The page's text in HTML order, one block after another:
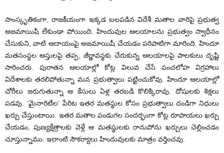
సాంస్కృతికంగా, రాజకీయంగా ఇక్కడ బలపడిన విదేశీ మతాల వారిపై ప్రభుత్వ
అజమాయిషీ లేకుండా పోయింది. హిందువుల ఆలయాలను ప్రభుత్వం స్వాధీనం
చేసుకుని, వాటి ఆదాయంపై అజమాయిషీ చేయడం పరిపాటిగా మారింది. హిందూ
మతసంస్థల ఆస్తులపై తప్ప, జీర్ణావస్థకు చేరుకున్న ఆలయాలపై పాలకులు దృష్టి
సారించరు. పురాతన ఆలయాల్లో కోట్ల విలువ చేసే పంచలోహ విగ్రహాలు
విదేశాలకు తరలిపోతున్నా మన ప్రభుత్వాలు పట్టించుకోవు. హిందూ ఆలయాల్లో
చోరీలు జరుగుతున్నా ఆ కేసులు ఏళ్ల తరబడి కొలిక్కిరావు. దోషులకు శిక్షలు
పడవు. ‘మైనారిటీల’ పేరిట ఇతర మతస్థుల కోసం ప్రభుత్వాలు దండిగా నిధులు
ఖర్చు చేస్తుంటాయి. ఇతర మతాల పండుగల సందర్భంగా కోట్ల రూపాయలు ఖర్చు
చేయడం, పుణ్యక్షేత్రాలకు వెళ్లే ఆ మతస్థులకు రానుపోను ఖర్చులు చెల్లించడం
చూస్తున్నాము. ఇలాంటి సౌకర్యాలు హిందువులకు మాత్రం వర్తించవు.